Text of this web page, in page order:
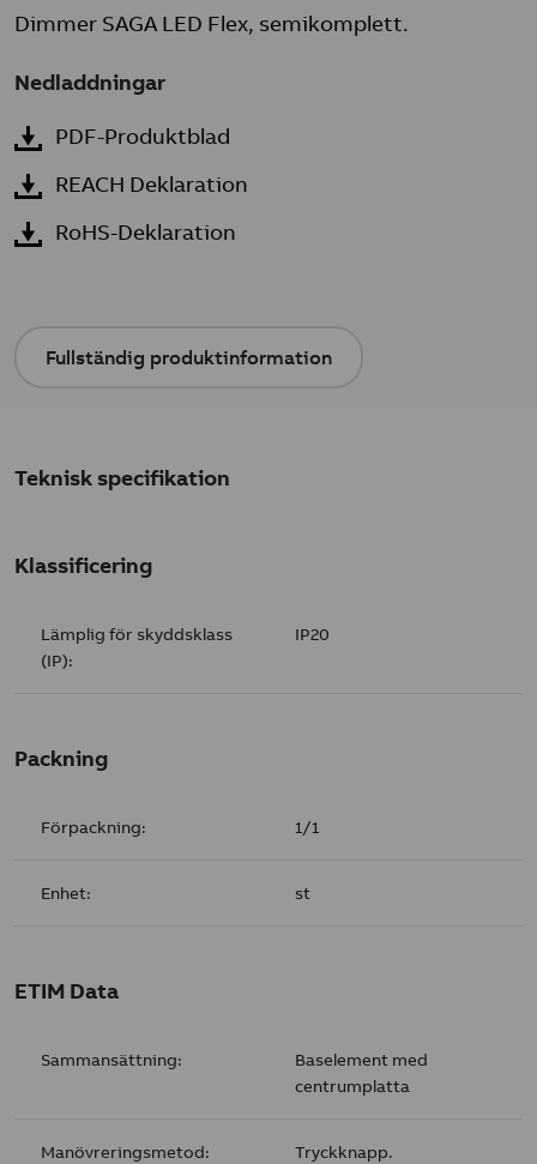
Dimmer SAGA LED Flex, semikomplett.
Nedladdningar
PDF-Produktblad
REACH Deklaration
RoHS-Deklaration
Fullständig produktinformation
Teknisk specifikation
Klassificering
Lämplig för skyddsklass
(IP):
IP20
Packning
Förpackning: 1/1
Enhet: st
ETIM Data
Sammansättning:
Baselement med
centrumplatta
Manövreringsmetod: Tryckknapp.